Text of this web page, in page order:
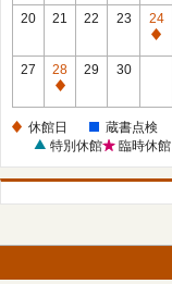
館
20 21 22 23
24
休
27
28
休
日
29 30
休館日
蔵書点検
特別休館
臨時休館